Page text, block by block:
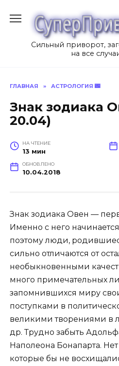
содержанию
Сильный приворот,
на все
ГЛАВНАЯ » АСТРОЛОГИЯ 🌃
Знак зодиака
20.04)
НА ЧТЕНИЕ
13 мин
ОБНОВЛЕНО
10.04.2018
Знак зодиака Овен —
Именно с него
поэтому люди,
сильно отличаются от
необыкновенными
много примечательных
запомнившихся миру
поступками в
великими творениями в
др. Трудно забыть
Наполеона Бонапарта.
которые бы не